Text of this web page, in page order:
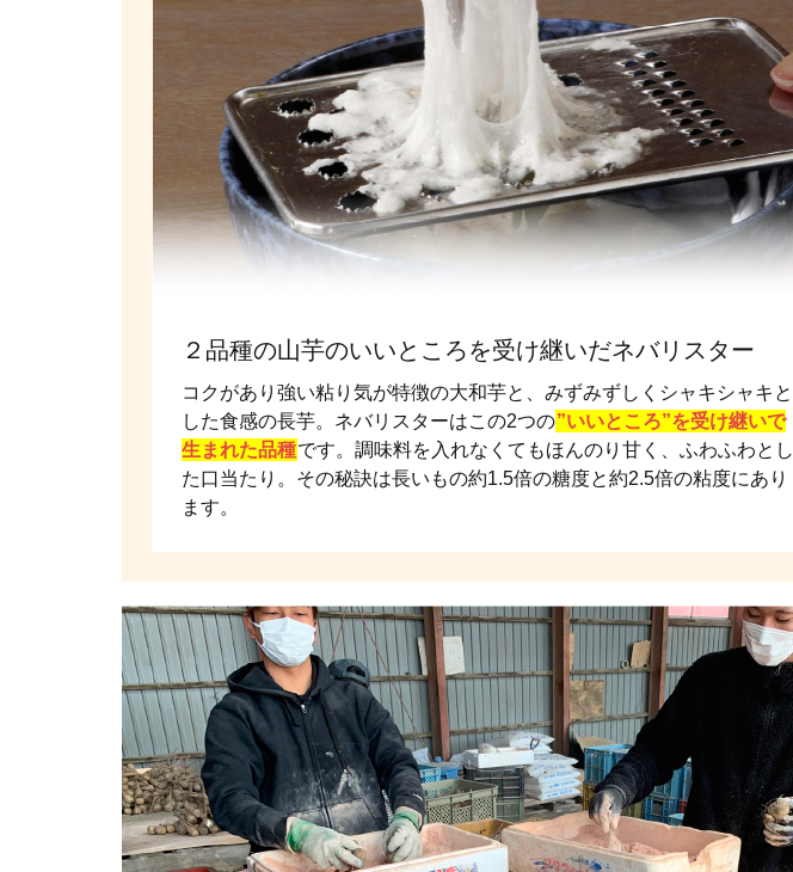
２品種の山芋のいいところを受け継いだネバリスター
コクがあり強い粘り気が特徴の大和芋と、みずみずしくシャキシャキと
した食感の長芋。ネバリスターはこの2つの”いいところ”を受け継いで
生まれた品種です。調味料を入れなくてもほんのり甘く、ふわふわとし
た口当たり。その秘訣は長いもの約1.5倍の糖度と約2.5倍の粘度にあり
ます。